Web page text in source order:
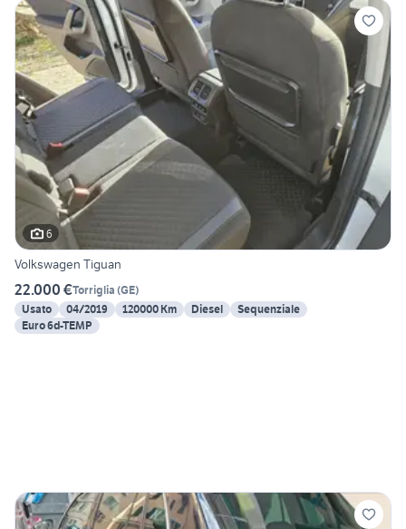
6
Volkswagen Tiguan
22.000 €Torriglia (GE)
Usato
04/2019 120000 Km Diesel
Sequenziale
Euro 6d-TEMP